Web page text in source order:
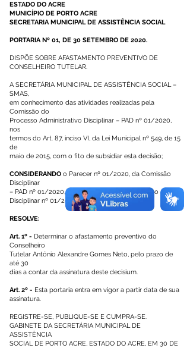
ESTADO DO ACRE
MUNICÍPIO DE PORTO ACRE
SECRETARIA MUNICIPAL DE ASSISTÊNCIA SOCIAL
PORTARIA Nº 01, DE 30 SETEMBRO DE 2020.
DISPÕE SOBRE AFASTAMENTO PREVENTIVO DE
CONSELHEIRO TUTELAR.
A SECRETÁRIA MUNICIPAL DE ASSISTÊNCIA SOCIAL –
SMAS,
em conhecimento das atividades realizadas pela
Comissão do
Processo Administrativo Disciplinar – PAD nº 01/2020,
nos
termos do Art. 87, inciso VI, da Lei Municipal nº 549, de 15
de
maio de 2015, com o fito de subsidiar esta decisão;
CONSIDERANDO o Parecer nº 01/2020, da Comissão
Disciplinar
– PAD nº 01/2020, sob o Processo Administrativo
Disciplinar nº 01/2020;
RESOLVE:
Art. 1º - Determinar o afastamento preventivo do
Conselheiro
Tutelar Antônio Alexandre Gomes Neto, pelo prazo de
até 30
dias a contar da assinatura deste decisium.
Art. 2º - Esta portaria entra em vigor a partir data de sua
assinatura.
REGISTRE-SE, PUBLIQUE-SE E CUMPRA-SE.
GABINETE DA SECRETÁRIA MUNICIPAL DE
ASSISTÊNCIA
SOCIAL DE PORTO ACRE, ESTADO DO ACRE, EM 30 DE